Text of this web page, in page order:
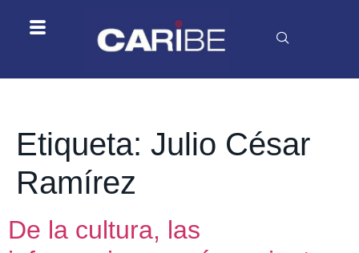
Etiqueta: Julio César
Ramírez
De la cultura, las